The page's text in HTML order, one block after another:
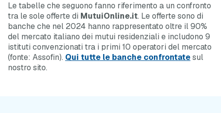
Le tabelle che seguono fanno riferimento a un confronto
tra le sole offerte di MutuiOnline.it. Le offerte sono di
banche che nel 2024 hanno rappresentato oltre il 90%
del mercato italiano dei mutui residenziali e includono 9
istituti convenzionati tra i primi 10 operatori del mercato
(fonte: Assofin). Qui tutte le banche confrontatesul
nostro sito.